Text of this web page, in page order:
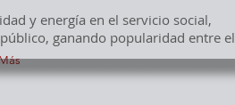
y energía en el servicio social,
ganando popularidad entre el